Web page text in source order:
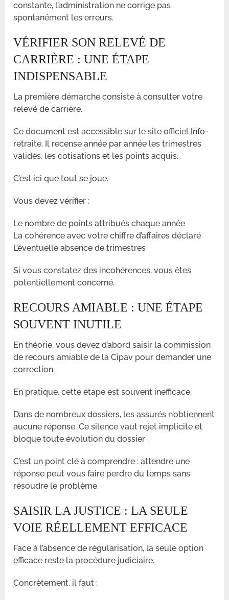
constante, l’administration ne corrige pas
spontanément les erreurs.
VÉRIFIER SON RELEVÉ DE
CARRIÈRE : UNE ÉTAPE
INDISPENSABLE
La première démarche consiste à consulter votre
relevé de carrière.
Ce document est accessible sur le site officiel Info-
retraite. Il recense année par année les trimestres
validés, les cotisations et les points acquis.
C’est ici que tout se joue.
Vous devez vérifier :
Le nombre de points attribués chaque année
La cohérence avec votre chiffre d’affaires déclaré
L’éventuelle absence de trimestres
Si vous constatez des incohérences, vous êtes
potentiellement concerné.
RECOURS AMIABLE : UNE ÉTAPE
SOUVENT INUTILE
En théorie, vous devez d’abord saisir la commission
de recours amiable de la Cipav pour demander une
correction.
En pratique, cette étape est souvent inefficace.
Dans de nombreux dossiers, les assurés n’obtiennent
aucune réponse. Ce silence vaut rejet implicite et
bloque toute évolution du dossier .
C’est un point clé à comprendre : attendre une
réponse peut vous faire perdre du temps sans
résoudre le problème.
SAISIR LA JUSTICE : LA SEULE
VOIE RÉELLEMENT EFFICACE
Face à l’absence de régularisation, la seule option
efficace reste la procédure judiciaire.
Concrètement, il faut :